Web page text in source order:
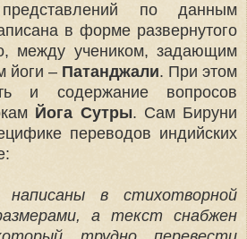
представлений по данным
в форме развернутого
между учеником, задающим
йоги – Патанджали. При этом
и содержание вопросов
Йога Сутры. Сам Бируни
переводов индийских
написаны в стихотворной
а текст снабжен